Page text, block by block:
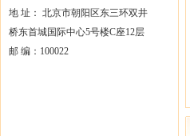
地 址： 北京市朝阳区东三环双井
桥东首城国际中心5号楼C座12层
邮 编：100022